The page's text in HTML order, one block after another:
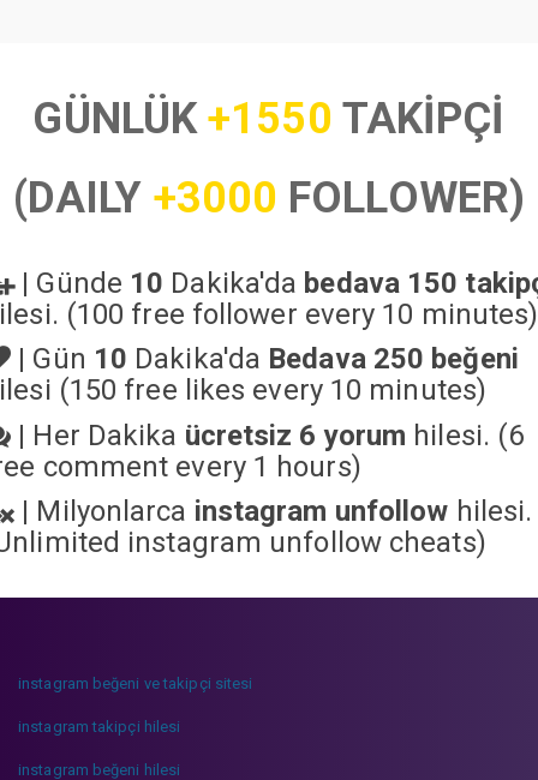
GÜNLÜK+1550 TAKİPÇİ
(DAILY +3000 FOLLOWER)
| Günde 10 Dakika'da bedava 150
(100 free follower every 10 minutes)
| Gün 10 Dakika'da Bedava 250 beğeni
(150 free likes every 10 minutes)
| Her Dakika ücretsiz 6 yorum hilesi. (6
comment every 1 hours)
| Milyonlarca instagram unfollow hilesi.
instagram unfollow cheats)
instagram beğeni ve takipçi sitesi
instagram takipçi hilesi
instagram beğeni hilesi